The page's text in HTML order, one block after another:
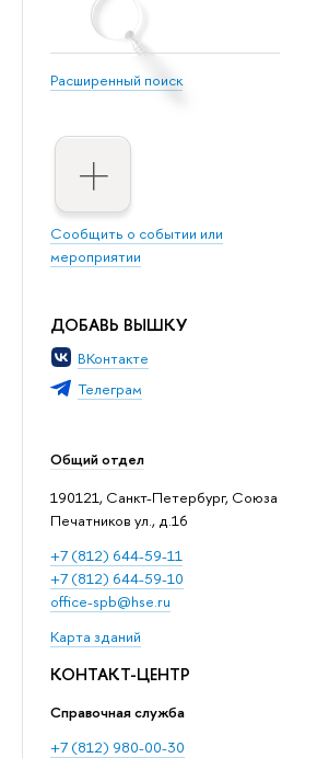
Расширенный поиск
Сообщить о событии или
мероприятии
ДОБАВЬ ВЫШКУ
ВКонтакте
Телеграм
Общий отдел
190121, Санкт-Петербург, Союза
Печатников ул., д.16
+7 (812) 644-59-11
+7 (812) 644-59-10
office-spb@hse.ru
Карта зданий
КОНТАКТ-ЦЕНТР
Справочная служба
+7 (812) 980-00-30